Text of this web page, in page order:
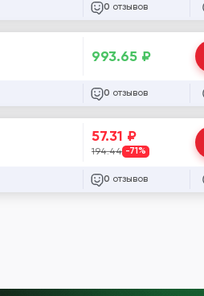
0 отзывов
993.65 ₽
0 отзывов
57.31 ₽
194.44 -71%
0 отзывов